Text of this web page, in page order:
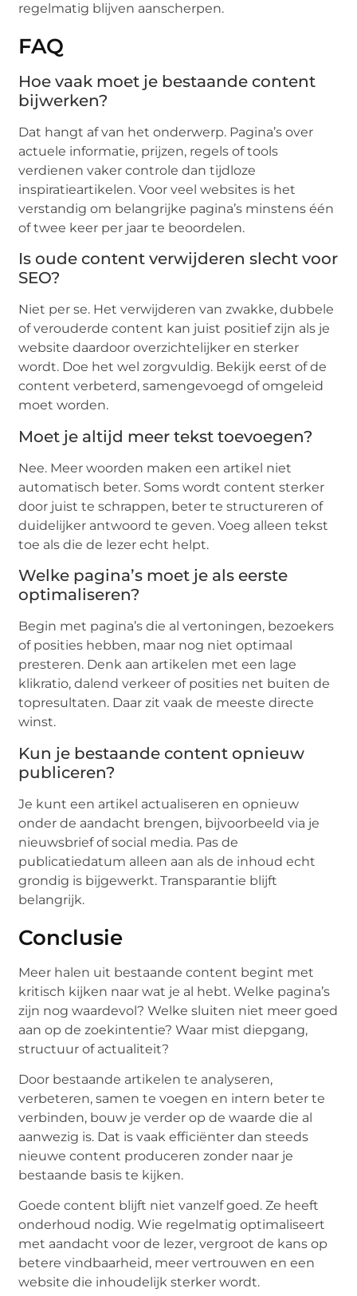
regelmatig blijven aanscherpen.
FAQ
Hoe vaak moet je bestaande content
bijwerken?
Dat hangt af van het onderwerp. Pagina’s over
actuele informatie, prijzen, regels of tools
verdienen vaker controle dan tijdloze
inspiratieartikelen. Voor veel websites is het
verstandig om belangrijke pagina’s minstens één
of twee keer per jaar te beoordelen.
Is oude content verwijderen slecht voor
SEO?
Niet per se. Het verwijderen van zwakke, dubbele
of verouderde content kan juist positief zijn als je
website daardoor overzichtelijker en sterker
wordt. Doe het wel zorgvuldig. Bekijk eerst of de
content verbeterd, samengevoegd of omgeleid
moet worden.
Moet je altijd meer tekst toevoegen?
Nee. Meer woorden maken een artikel niet
automatisch beter. Soms wordt content sterker
door juist te schrappen, beter te structureren of
duidelijker antwoord te geven. Voeg alleen tekst
toe als die de lezer echt helpt.
Welke pagina’s moet je als eerste
optimaliseren?
Begin met pagina’s die al vertoningen, bezoekers
of posities hebben, maar nog niet optimaal
presteren. Denk aan artikelen met een lage
klikratio, dalend verkeer of posities net buiten de
topresultaten. Daar zit vaak de meeste directe
winst.
Kun je bestaande content opnieuw
publiceren?
Je kunt een artikel actualiseren en opnieuw
onder de aandacht brengen, bijvoorbeeld via je
nieuwsbrief of social media. Pas de
publicatiedatum alleen aan als de inhoud echt
grondig is bijgewerkt. Transparantie blijft
belangrijk.
Conclusie
Meer halen uit bestaande content begint met
kritisch kijken naar wat je al hebt. Welke pagina’s
zijn nog waardevol? Welke sluiten niet meer goed
aan op de zoekintentie? Waar mist diepgang,
structuur of actualiteit?
Door bestaande artikelen te analyseren,
verbeteren, samen te voegen en intern beter te
verbinden, bouw je verder op de waarde die al
aanwezig is. Dat is vaak efficiënter dan steeds
nieuwe content produceren zonder naar je
bestaande basis te kijken.
Goede content blijft niet vanzelf goed. Ze heeft
onderhoud nodig. Wie regelmatig optimaliseert
met aandacht voor de lezer, vergroot de kans op
betere vindbaarheid, meer vertrouwen en een
website die inhoudelijk sterker wordt.